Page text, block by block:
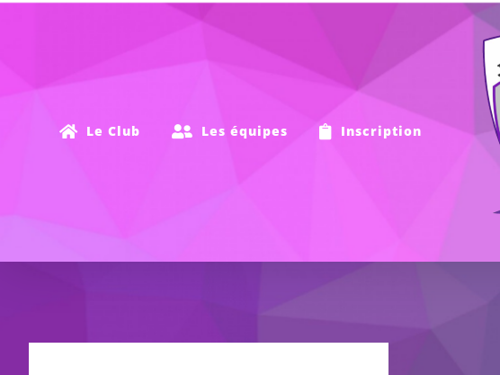
Le Club Les équipes Inscription